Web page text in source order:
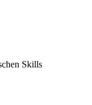
Skills